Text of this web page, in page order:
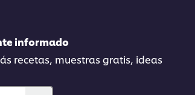
informado
recetas, muestras gratis, ideas